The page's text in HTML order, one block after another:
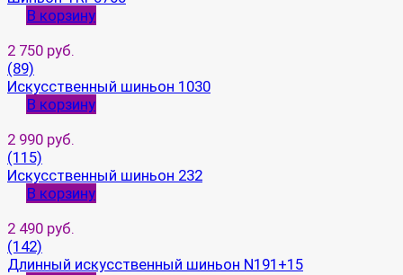
В корзину
2 750 руб.
(89)
Искусственный шиньон 1030
В корзину
2 990 руб.
(115)
Искусственный шиньон 232
В корзину
2 490 руб.
(142)
Длинный искусственный шиньон N191+15